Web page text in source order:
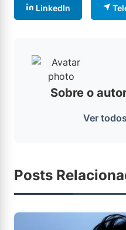
LinkedIn
Sobre o
Ver
Posts